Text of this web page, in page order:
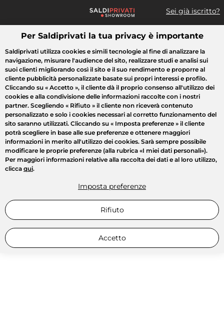
Sei già iscritto?
Cosa cerchi?
Tutte le vendite Moda Casa Bellezza Elettrodomestici
Per Saldiprivati la tua privacy è importante
Saldiprivati utilizza cookies e simili tecnologie al fine di analizzare la
navigazione, misurare l'audience del sito, realizzare studi e analisi sui
suoi clienti migliorando così il sito e il suo rendimento e proporre al
cliente pubblicità personalizzate basate sui propri interessi e profilo.
Cliccando su « Accetto », il cliente dà il proprio consenso all'utilizzo dei
cookies e alla condivisione delle informazioni raccolte con i nostri
partner. Scegliendo « Rifiuto » il cliente non riceverà contenuto
personalizzato e solo i cookies necessari al corretto funzionamento del
sito saranno utilizzati. Cliccando su « Imposta preferenze » il cliente
potrà scegliere in base alle sue preferenze e ottenere maggiori
informazioni in merito all'utilizzo dei cookies. Sarà sempre possibile
modificare le proprie preferenze (alla rubrica «I miei dati personali»).
Per maggiori informazioni relative alla raccolta dei dati e al loro utilizzo,
clicca qui.
Imposta preferenze
Rifiuto
Accetto